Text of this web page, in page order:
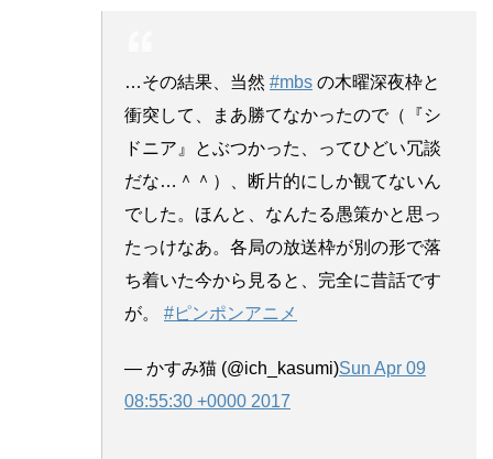
…その結果、当然 #mbs の木曜深夜枠と
衝突して、まあ勝てなかったので（『シ
ドニア』とぶつかった、ってひどい冗談
だな…＾＾）、断片的にしか観てないん
でした。ほんと、なんたる愚策かと思っ
たっけなあ。各局の放送枠が別の形で落
ち着いた今から見ると、完全に昔話です
が。 #ピンポンアニメ
— かすみ猫 (@ich_kasumi)Sun Apr 09
08:55:30 +0000 2017